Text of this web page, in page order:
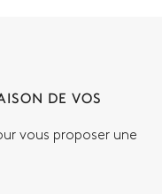
DE VOS
vous proposer une